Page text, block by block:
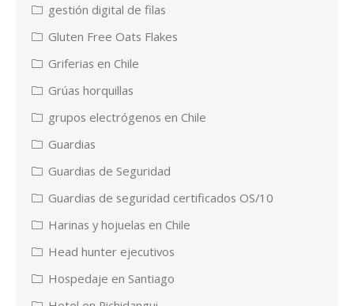
gestión digital de filas
Gluten Free Oats Flakes
Griferias en Chile
Grúas horquillas
grupos electrógenos en Chile
Guardias
Guardias de Seguridad
Guardias de seguridad certificados OS/10
Harinas y hojuelas en Chile
Head hunter ejecutivos
Hospedaje en Santiago